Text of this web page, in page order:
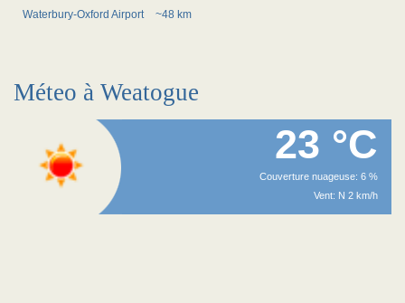
Waterbury-Oxford Airport
~48 km
Méteo à Weatogue
23 °C
Couverture nuageuse: 6 %
Vent: N 2 km/h